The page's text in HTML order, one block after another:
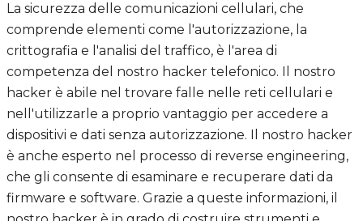
La sicurezza delle comunicazioni cellulari, che
comprende elementi come l'autorizzazione, la
crittografia e l'analisi del traffico, è l'area di
competenza del nostro hacker telefonico. Il nostro
hacker è abile nel trovare falle nelle reti cellulari e
nell'utilizzarle a proprio vantaggio per accedere a
dispositivi e dati senza autorizzazione. Il nostro hacker
è anche esperto nel processo di reverse engineering,
che gli consente di esaminare e recuperare dati da
firmware e software. Grazie a queste informazioni, il